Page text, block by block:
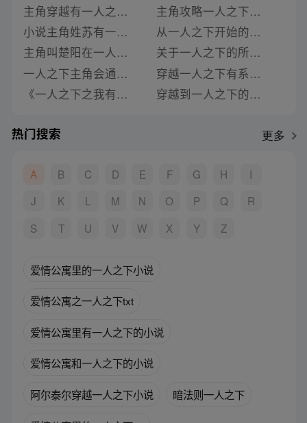
主角穿越有一人之下的小说有哪些
小说主角姓苏有一人之下的剧情
主角叫楚阳在一人之下的小说有哪些
一人之下主角会通天箓的小说有哪些
《一人之下之我有超级系统》类似推荐
主角攻略一人之下的小说
从一人之下开始的系统小说
关于一人之下的所有系统小说
穿越一人之下有系统的小说
穿越到一人之下的系统小说
热门搜索 更多
A B C D E F G H
I
J
K L M N O P Q
R
S
T U V W X Y Z
爱情公寓里的一人之下小说
爱情公寓之一人之下txt
爱情公寓里有一人之下的小说
爱情公寓和一人之下的小说
阿尔泰尔穿越一人之下小说 暗法则一人之下